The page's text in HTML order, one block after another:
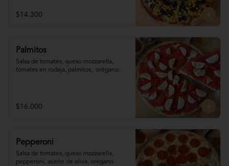
$14.300
Palmitos
Salsa de tomates, queso mozzarella,
tomates en rodaja, palmitos,  orégano.
$16.000
Pepperoni
Salsa de tomates, queso mozzarella,
pepperoni, aceite de oliva, orégano.